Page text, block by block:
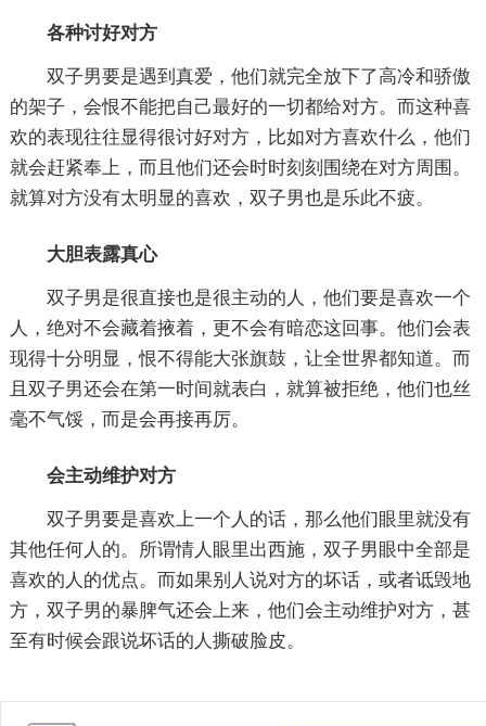
各种讨好对方
双子男要是遇到真爱，他们就完全放下了高冷和骄傲
的架子，会恨不能把自己最好的一切都给对方。而这种喜
欢的表现往往显得很讨好对方，比如对方喜欢什么，他们
就会赶紧奉上，而且他们还会时时刻刻围绕在对方周围。
就算对方没有太明显的喜欢，双子男也是乐此不疲。
大胆表露真心
双子男是很直接也是很主动的人，他们要是喜欢一个
人，绝对不会藏着掖着，更不会有暗恋这回事。他们会表
现得十分明显，恨不得能大张旗鼓，让全世界都知道。而
且双子男还会在第一时间就表白，就算被拒绝，他们也丝
毫不气馁，而是会再接再厉。
会主动维护对方
双子男要是喜欢上一个人的话，那么他们眼里就没有
其他任何人的。所谓情人眼里出西施，双子男眼中全部是
喜欢的人的优点。而如果别人说对方的坏话，或者诋毁地
方，双子男的暴脾气还会上来，他们会主动维护对方，甚
至有时候会跟说坏话的人撕破脸皮。